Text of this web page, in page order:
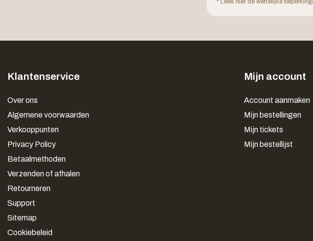
* Lees hier de wettelijke
Klantenservice
Over ons
Algemene voorwaarden
Verkooppunten
Privacy Policy
Betaalmethoden
Verzenden of afhalen
Retourneren
Support
Sitemap
Cookiebeleid
Mijn account
Account aanmaken
Mijn bestellingen
Mijn tickets
Mijn bestellijst